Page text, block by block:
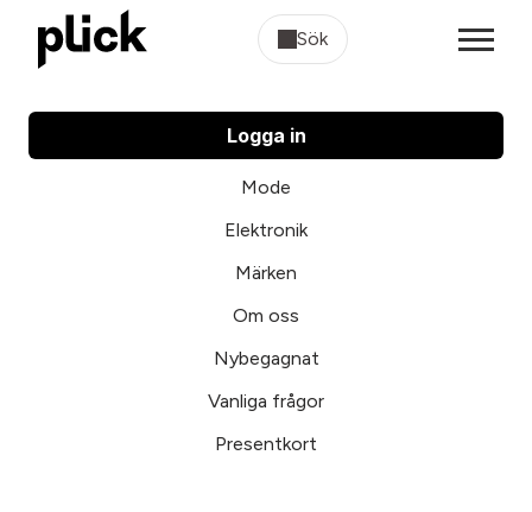
Sök
Logga in
Mode
Elektronik
Märken
Om oss
Nybegagnat
Vanliga frågor
Presentkort